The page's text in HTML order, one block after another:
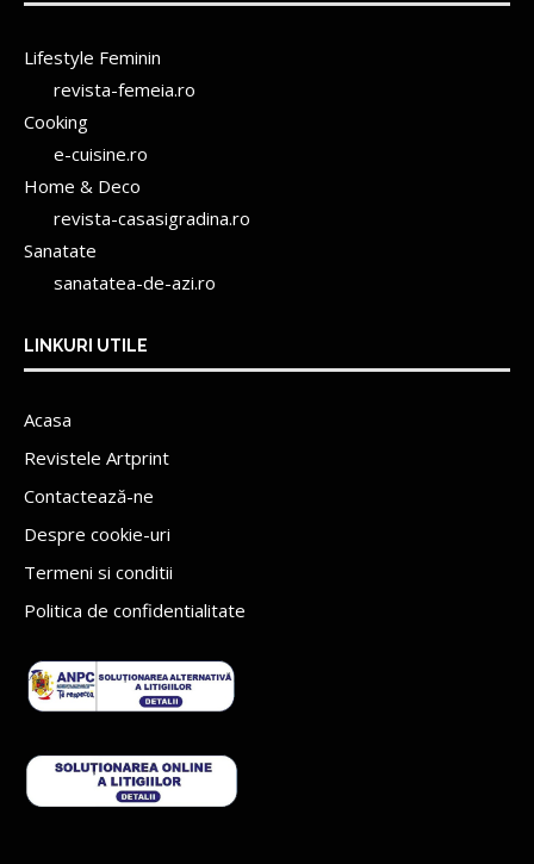
Lifestyle Feminin
revista-femeia.ro
Cooking
e-cuisine.ro
Home & Deco
revista-casasigradina.ro
Sanatate
sanatatea-de-azi.ro
LINKURI UTILE
Acasa
Revistele Artprint
Contactează-ne
Despre cookie-uri
Termeni si conditii
Politica de confidentialitate